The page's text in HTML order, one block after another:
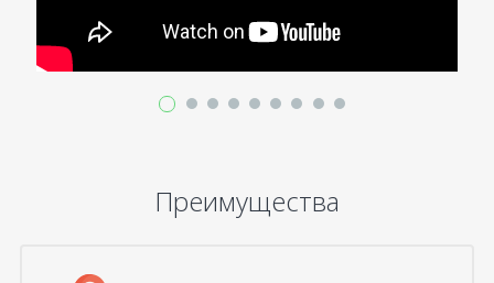
Преимущества